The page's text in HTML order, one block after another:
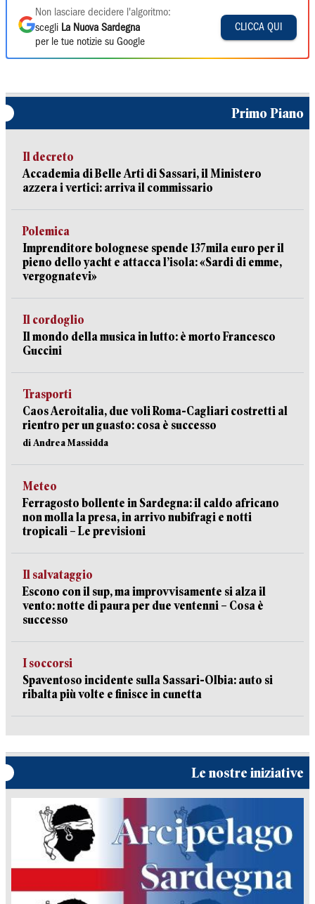
Non lasciare decidere l'algoritmo:
scegli La Nuova Sardegna
per le tue notizie su Google
CLICCA QUI
Primo Piano
Il decreto
Accademia di Belle Arti di Sassari, il Ministero
azzera i vertici: arriva il commissario
Polemica
Imprenditore bolognese spende 137mila euro per il
pieno dello yacht e attacca l’isola: «Sardi di emme,
vergognatevi»
Il cordoglio
Il mondo della musica in lutto: è morto Francesco
Guccini
Trasporti
Caos Aeroitalia, due voli Roma-Cagliari costretti al
rientro per un guasto: cosa è successo
di Andrea Massidda
Meteo
Ferragosto bollente in Sardegna: il caldo africano
non molla la presa, in arrivo nubifragi e notti
tropicali – Le previsioni
Il salvataggio
Escono con il sup, ma improvvisamente si alza il
vento: notte di paura per due ventenni – Cosa è
successo
I soccorsi
Spaventoso incidente sulla Sassari-Olbia: auto si
ribalta più volte e finisce in cunetta
Le nostre iniziative